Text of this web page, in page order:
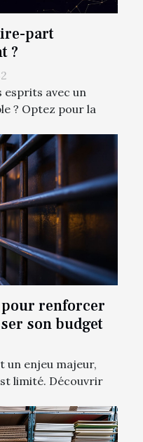
part
?
esprits avec un
? Optez pour la
pour renforcer
son budget
un enjeu majeur,
limité. Découvrir